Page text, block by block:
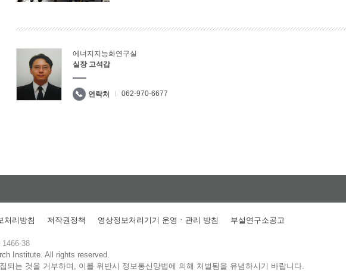
에너지지능화연구실
실장 고석갑
연락처 062-970-6677
처리방침 저작권정책 영상정보처리기기 운영ㆍ관리 방침 부설연구소공고
1466-38
Institute.All rights reserved.
되는 것을 거부하며, 이를 위반시 정보통신망법에 의해 처벌됨을 유념하시기 바랍니다.